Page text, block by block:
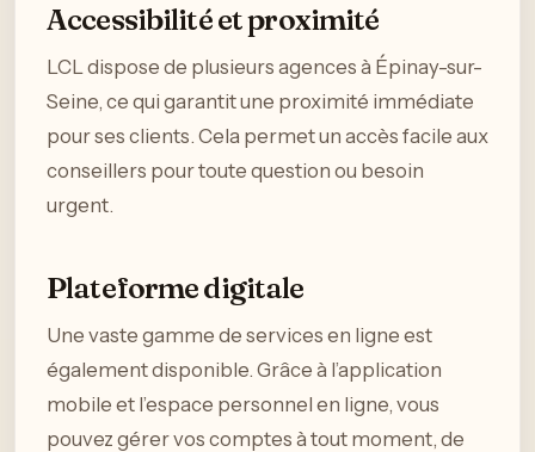
Accessibilité et proximité
LCL dispose de plusieurs agences à Épinay-sur-
Seine, ce qui garantit une proximité immédiate
pour ses clients. Cela permet un accès facile aux
conseillers pour toute question ou besoin
urgent.
Plateforme digitale
Une vaste gamme de services en ligne est
également disponible. Grâce à l’application
mobile et l’espace personnel en ligne, vous
pouvez gérer vos comptes à tout moment, de